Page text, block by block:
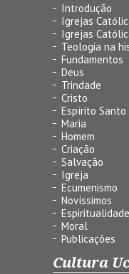
Introdução
Igrejas
Igrejas
Teologia na
Fundamentos
Deus
Trindade
Cristo
Espírito Santo
Maria
Homem
Criação
Salvação
Igreja
Ecumenismo
Novíssimos
Espiritualidade
Moral
Publicações
Cultura